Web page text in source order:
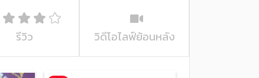
รีวิว วิดีโอไลฟ์ย้อนหลัง